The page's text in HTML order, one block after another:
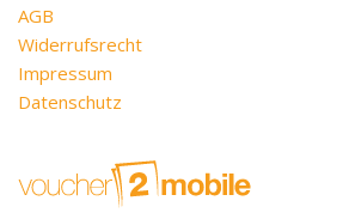
AGB
Widerrufsrecht
Impressum
Datenschutz